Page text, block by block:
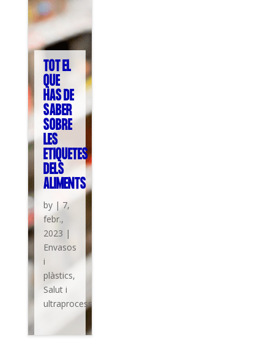
TOT EL
QUE
HAS DE
SABER
SOBRE
LES
ETIQUETES
DELS
ALIMENTS
by |7,
febr.,
2023 |
Envasos
i
plàstics,
Salut i
ultraprocessats